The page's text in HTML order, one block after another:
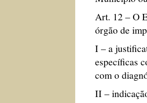
Art. 12 – O
órgão de
I – a
específicas
com o
II –